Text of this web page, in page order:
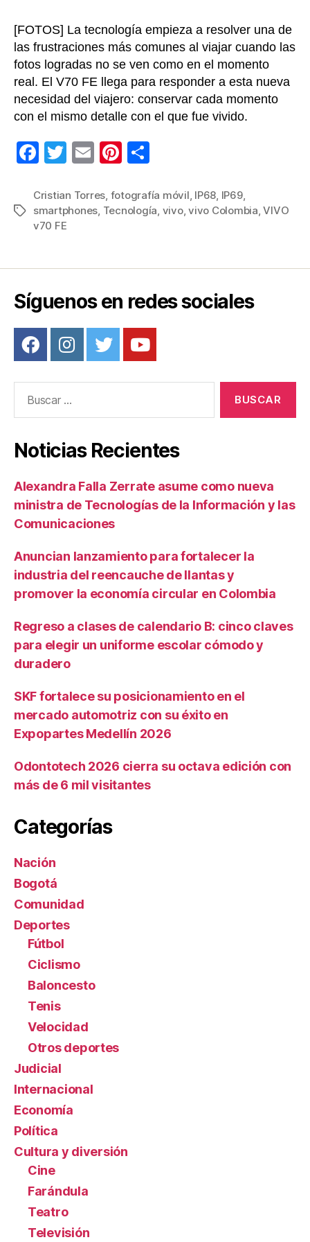
[FOTOS] La tecnología empieza a resolver una de
las frustraciones más comunes al viajar cuando las
fotos logradas no se ven como en el momento
real. El V70 FE llega para responder a esta nueva
necesidad del viajero: conservar cada momento
con el mismo detalle con el que fue vivido.
F
c
e
o
k
T
tt
er
E
ail
Pi
er
e
m
p
tir
Etiquetas
Cristian Torres fotografía móvil IP68 IP69,
smartphones Tecnología vivo,vivo Colombia ,VIVO
v70 FE
Síguenos en redes sociales
Noticias Recientes
Alexandra Falla Zerrate asume como nueva
ministra de Tecnologías de la Información y las
Comunicaciones
Anuncian lanzamiento para fortalecer la
industria del reencauche de llantas y
promover la economía circular en Colombia
Regreso a clases de calendario B: cinco claves
para elegir un uniforme escolar cómodo y
duradero
SKF fortalece su posicionamiento en el
mercado automotriz con su éxito en
Expopartes Medellín 2026
Odontotech 2026 cierra su octava edición con
más de 6 mil visitantes
Categorías
Nación
Bogotá
Comunidad
Deportes
Fútbol
Ciclismo
Baloncesto
Tenis
Velocidad
Otros deportes
Judicial
Internacional
Economía
Política
Cultura y diversión
Cine
Farándula
Teatro
Televisión